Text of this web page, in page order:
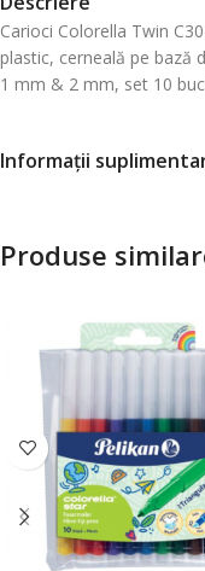
Carioci Colorella Twin
plastic, cerneală pe bază
1 mm & 2 mm, set 10
Informații
Produse